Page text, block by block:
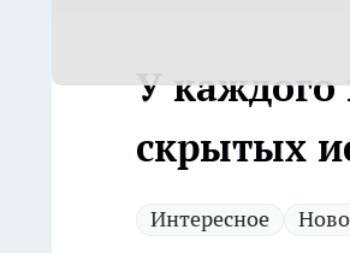
У каждого
скрытых
Интересное